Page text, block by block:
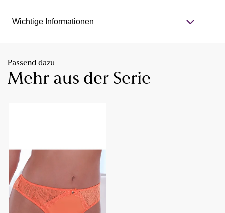
Wichtige Informationen
Passend dazu
Mehr aus der Serie